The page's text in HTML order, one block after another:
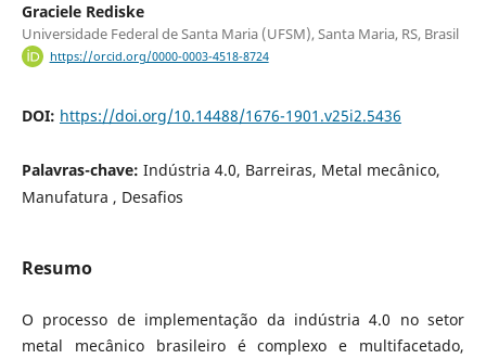
Graciele Rediske
Universidade Federal de Santa Maria (UFSM), Santa Maria, RS, Brasil
https://orcid.org/0000-0003-4518-8724
DOI: https://doi.org/10.14488/1676-1901.v25i2.5436
Palavras-chave: Indústria 4.0, Barreiras, Metal mecânico,
Manufatura , Desafios
Resumo
O processo de implementação da indústria 4.0 no setor
metal mecânico brasileiro é complexo e multifacetado,